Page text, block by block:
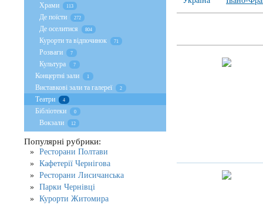
Храми 113
Де поїсти 272
Де оселитися 804
Курорти та відпочинок 71
Розваги 7
Культура 7
Концертні зали 1
Виставкові зали та галереї 2
Театри 4
Бібліотеки 0
Вокзали 12
Популярні рубрики:
Ресторани Полтави
Кафетерії Чернігова
Ресторани Лисичанська
Парки Чернівці
Курорти Житомира